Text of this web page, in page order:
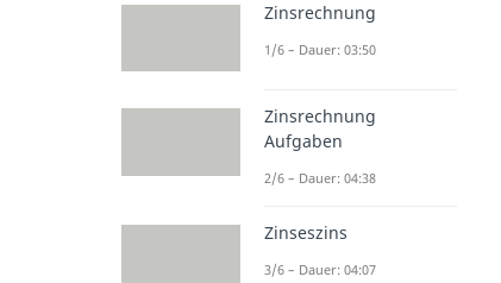
Zinsrechnung
1/6 – Dauer: 03:50
Zinsrechnung
Aufgaben
2/6 – Dauer: 04:38
Zinseszins
3/6 – Dauer: 04:07